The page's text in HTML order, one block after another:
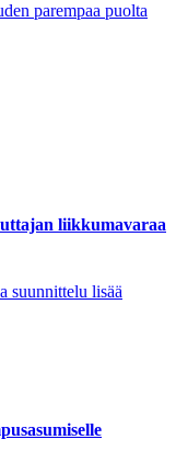
parempaa puolta
liikkumavaraa
suunnittelu lisää